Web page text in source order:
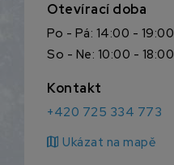
Otevírací doba
Po - Pá: 14:00 - 19:00
So - Ne: 10:00 - 18:00
Kontakt
+420 725 334 773
map Ukázat na mapě